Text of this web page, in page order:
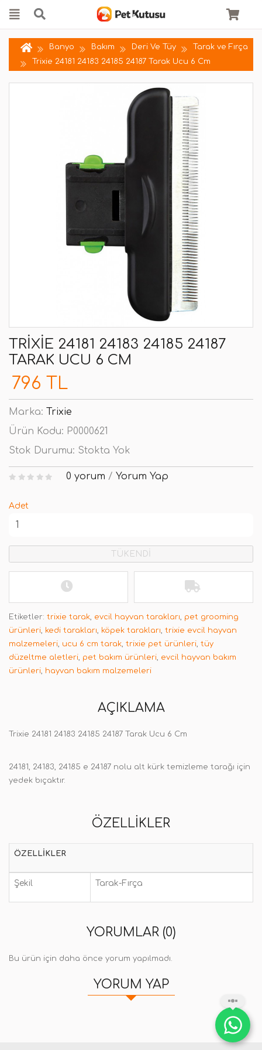
Banyo Bakım Deri Ve Tüy
Tarak ve Fırça
Trixie 24181 24183 24185 24187 Tarak Ucu 6 Cm
TRIXIE 24181 24183 24185 24187
TARAK UCU 6 CM
796 TL
Marka: Trixie
Ürün Kodu: P0000621
Stok Durumu: Stokta Yok
0 yorum / Yorum Yap
Adet
TÜKENDİ
Etiketler: trixie tarak, evcil hayvan tarakları, pet grooming
ürünleri, kedi tarakları, köpek tarakları, trixie evcil hayvan
malzemeleri, ucu 6 cm tarak, trixie pet ürünleri, tüy
düzeltme aletleri, pet bakım ürünleri, evcil hayvan bakım
ürünleri, hayvan bakım malzemeleri
AÇIKLAMA
Trixie 24181 24183 24185 24187 Tarak Ucu 6 Cm
24181, 24183, 24185 e 24187 nolu alt kürk temizleme tarağı için
yedek bıçaktır.
ÖZELLIKLER
ÖZELLIKLER
Şekil Tarak-Fırça
YORUMLAR (0)
Bu ürün için daha önce yorum yapılmadı.
YORUM YAP